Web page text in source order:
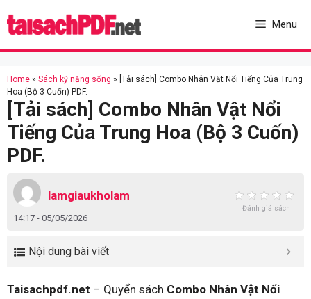
to
Menu
Home » Sách kỹ năng sống » [Tải sách] Combo Nhân Vật Nổi Tiếng Của Trung
Hoa (Bộ 3 Cuốn) PDF.
[Tải sách] Combo Nhân Vật Nổi
Tiếng Của Trung Hoa (Bộ 3 Cuốn)
PDF.
lamgiaukholam
14:17 - 05/05/2026
Đánh giá sách
Nội dung bài viết
Taisachpdf.net – Quyển sách Combo Nhân Vật Nổi